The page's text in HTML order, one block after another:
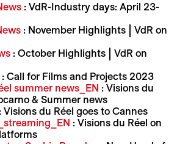
: VdR-Industry days: April 23-
: November Highlights | VdR on
: October Highlights | VdR on
Call for Films and Projects 2023
summer news_EN : Visions du
& Summer news
: Visions du Réel goes to Cannes
: Visions du Réel on